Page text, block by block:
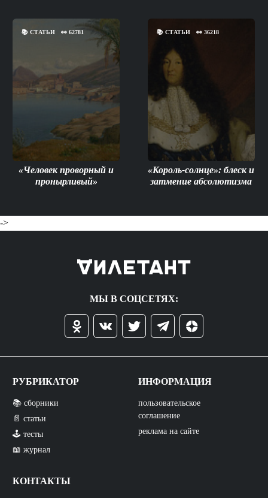
📚 СТАТЬИ 👀 62781
«Человек проворный и
пронырливый»
📚СТАТЬИ 👀36218
«Король-солнце»: блеск и
затмение абсолютизма
->
МЫ В СОЦСЕТЯХ:
РУБРИКАТОР
📚 сборники
📄 статьи
🕹️ тесты
📖 журнал
КОНТАКТЫ
ИНФОРМАЦИЯ
пользовательское
соглашение
реклама на сайте